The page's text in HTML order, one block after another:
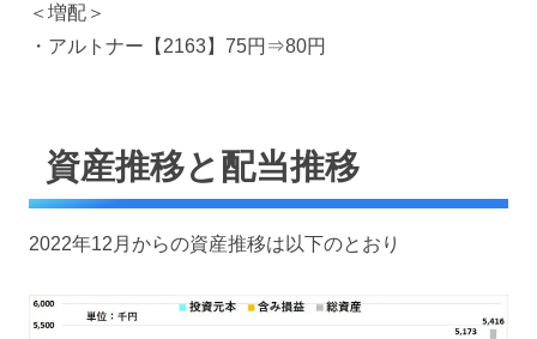
＜増配＞
・アルトナー【2163】75円⇒80円
資産推移と配当推移
2022年12月からの資産推移は以下のとおり